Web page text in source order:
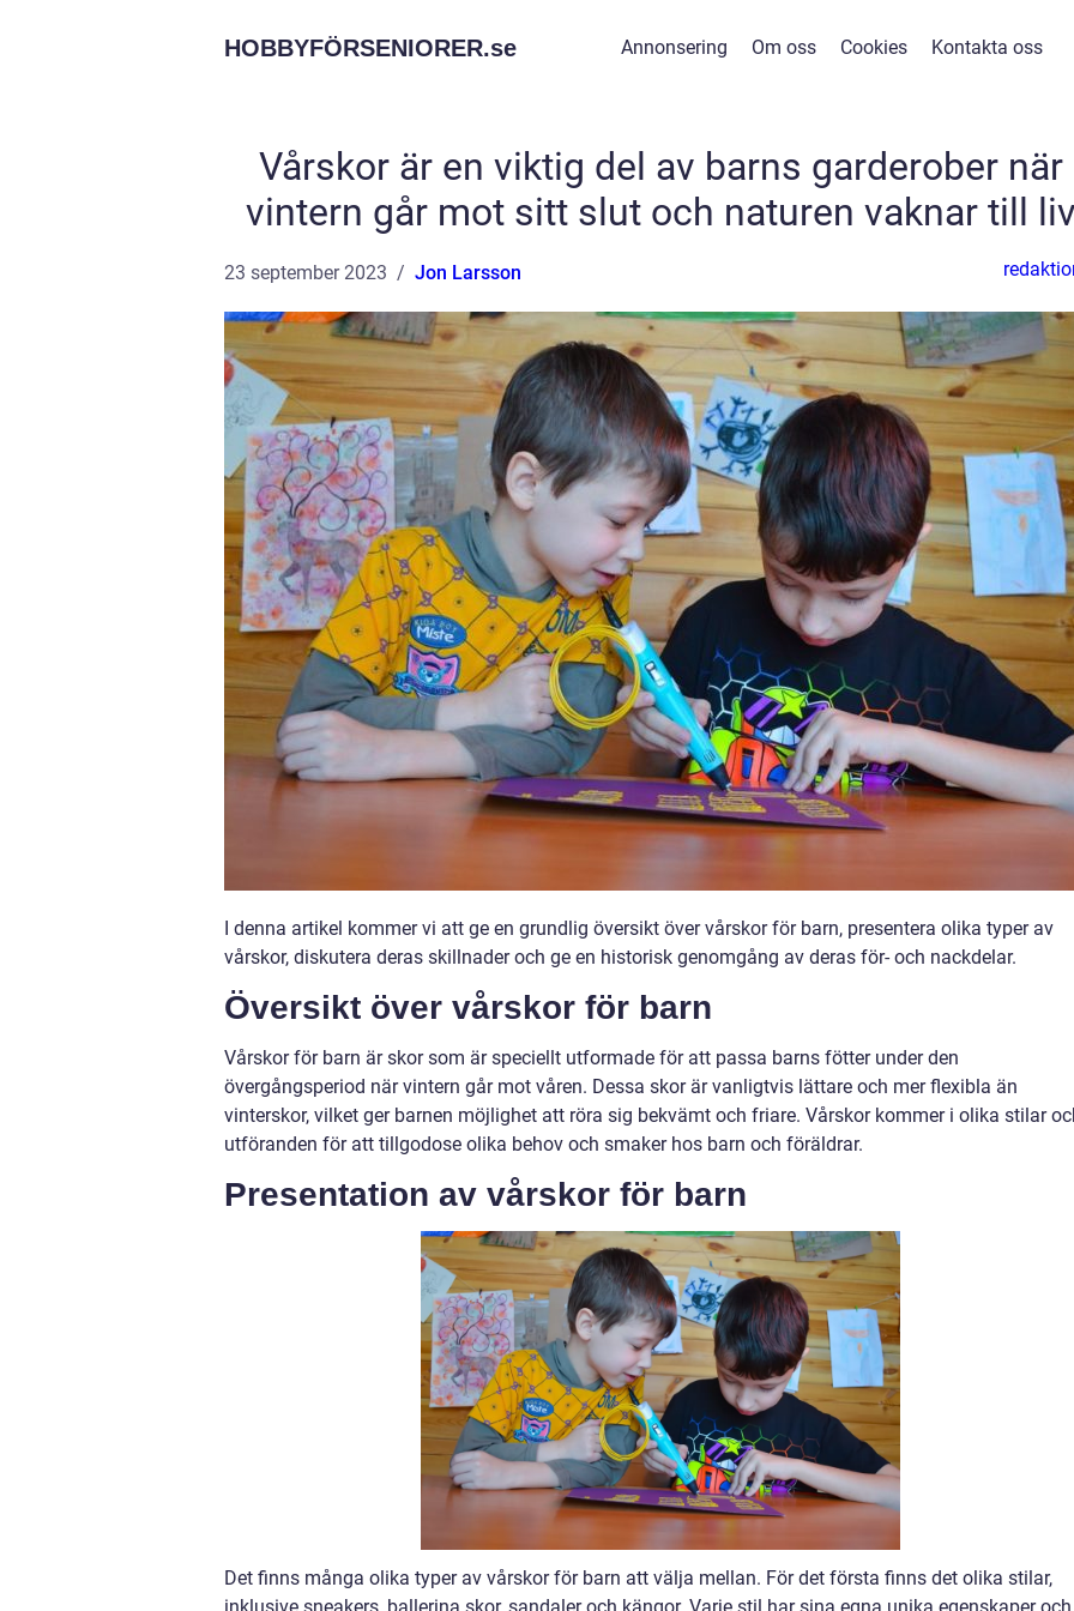
HOBBYFÖRSENIORER.se Annonsering Om oss Cookies Kontakta oss
Vårskor är en viktig del av barns garderober när
vintern går mot sitt slut och naturen vaknar till
23 september 2023 Jon Larsson
I denna artikel kommer vi att ge en grundlig översikt över vårskor för barn, presentera olika typer av
vårskor, diskutera deras skillnader och ge en historisk genomgång av deras för- och nackdelar.
Översikt över vårskor för barn
Vårskor för barn är skor som är speciellt utformade för att passa barns fötter under den
övergångsperiod när vintern går mot våren. Dessa skor är vanligtvis lättare och mer flexibla än
vinterskor, vilket ger barnen möjlighet att röra sig bekvämt och friare. Vårskor kommer i olika stilar
utföranden för att tillgodose olika behov och smaker hos barn och föräldrar.
Presentation av vårskor för barn
Det finns många olika typer av vårskor för barn att välja mellan. För det första finns det olika stilar,
inklusive sneakers, ballerina skor, sandaler och kängor. Varje stil har sina egna unika egenskaper och